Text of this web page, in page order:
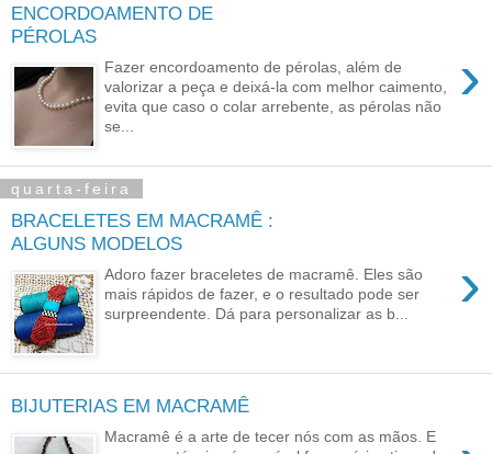
ENCORDOAMENTO DE
PÉROLAS
›
Fazer encordoamento de pérolas, além de
valorizar a peça e deixá-la com melhor caimento,
evita que caso o colar arrebente, as pérolas não
se...
quarta-feira
BRACELETES EM MACRAMÊ :
ALGUNS MODELOS
›
Adoro fazer braceletes de macramê. Eles são
mais rápidos de fazer, e o resultado pode ser
surpreendente. Dá para personalizar as b...
BIJUTERIAS EM MACRAMÊ
Macramê é a arte de tecer nós com as mãos. E